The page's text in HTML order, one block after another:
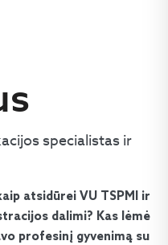
specialistas ir
atsidūrei VU TSPMI ir
dalimi? Kas lėmė
profesinį gyvenimą su